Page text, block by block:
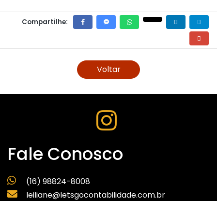
Compartilhe:
Voltar
Fale Conosco
(16) 98824-8008
leiliane@letsgocontabilidade.com.br